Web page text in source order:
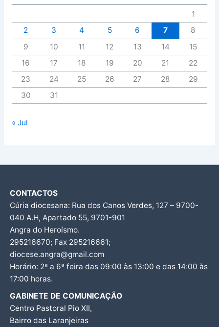
1
2
3 4 5 6 7
8
9
10 11 12 13 14
15
16
17 18 19 20 21
22
23
24 25 26 27 28
29
30
31
« Jul
CONTACTOS
Cúria diocesana: Rua dos Canos Verdes, 127 – 9700-
040 A.H, Apartado 55, 9701-901
Angra do Heroísmo.
295216670; Fax 295216661;
diocese.angra@gmail.com
Horário: 2ª a 6ª feira das 09:00 às 13:00 e das 14:00 às
17:00 horas.
GABINETE DE COMUNICAÇÃO
Centro Pastoral Pio XII,
Bairro das Laranjeiras